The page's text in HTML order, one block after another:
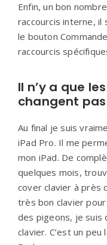
Enfin, un bon
raccourcis interne,
le bouton
raccourcis
Il n’y a que
changent pas
Au final je suis
iPad Pro. Il me
mon iPad. De
quelques mois,
cover clavier à près
très bon clavier
des pigeons, je suis
clavier. C’est un peu